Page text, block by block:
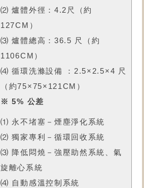
⑵ 爐體外徑：4.2尺（約
127CM）
⑶ 爐體總高：36.5 尺（約
1106CM）
⑷ 循環洗滌設備 ：2.5×2.5×4 尺
（約75×75×121CM）
※ 5% 公差
⑴ 永不堵塞－煙塵淨化系統
⑵ 獨家專利－循環回收系統
⑶ 降低悶燒－強壓助然系統、氣
旋離心系統
⑷ 自動感溫控制系統